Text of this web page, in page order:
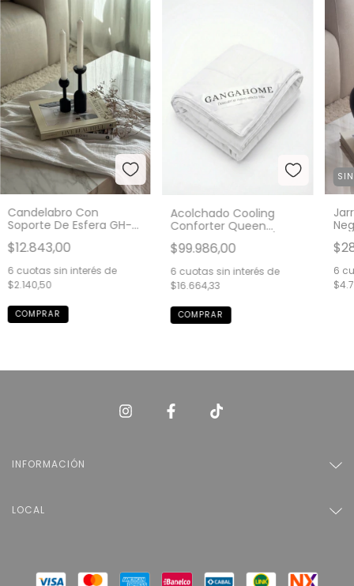
Candelabro Con
Soporte De Esfera GH-
0062
$12.843,00
6 cuotas sin interés de
$2.140,50
Acolchado Cooling
Conforter Queen
Blanco GH-0082Q/BL
$99.986,00
6 cuotas sin interés de
$16.664,33
6
INFORMACIÓN
LOCAL